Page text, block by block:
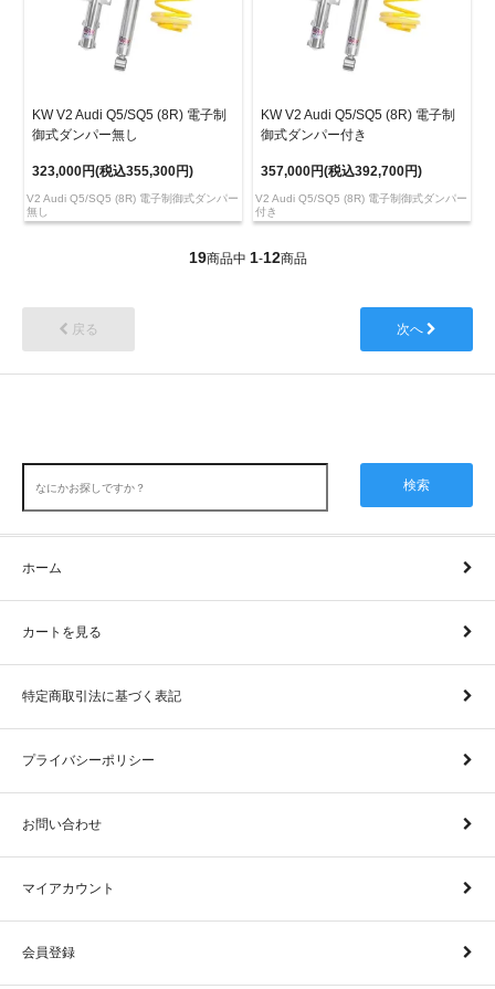
KW V2 Audi Q5/SQ5 (8R) 電子制
御式ダンパー無し
323,000円(税込355,300円)
V2 Audi Q5/SQ5 (8R) 電子制御式ダンパー
無し
KW V2 Audi Q5/SQ5 (8R) 電子制
御式ダンパー付き
357,000円(税込392,700円)
V2 Audi Q5/SQ5 (8R) 電子制御式ダンパー
付き
19商品中 1-12商品
戻る 次へ
検索
ホーム
カートを見る
特定商取引法に基づく表記
プライバシーポリシー
お問い合わせ
マイアカウント
会員登録